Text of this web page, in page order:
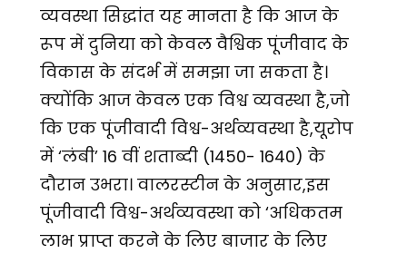
व्यवस्था सिद्धांत यह मानता है कि आज के
रूप में दुनिया को केवल वैश्विक पूंजीवाद के
विकास के संदर्भ में समझा जा सकता है।
क्योंकि आज केवल एक विश्व व्यवस्था है,जो
कि एक पूंजीवादी विश्व-अर्थव्यवस्था है,यूरोप
में ‘लंबी’ 16 वीं शताब्दी (1450- 1640) के
दौरान उभरा। वालरस्टीन के अनुसार,इस
पूंजीवादी विश्व-अर्थव्यवस्था को ‘अधिकतम
लाभ प्राप्त करने के लिए बाजार के लिए